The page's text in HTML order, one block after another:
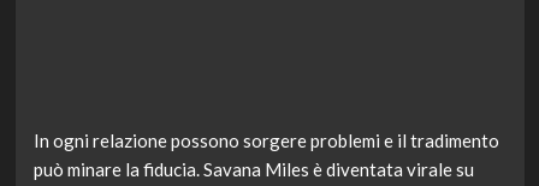
In ogni relazione possono sorgere problemi e il tradimento
può minare la fiducia. Savana Miles è diventata virale su